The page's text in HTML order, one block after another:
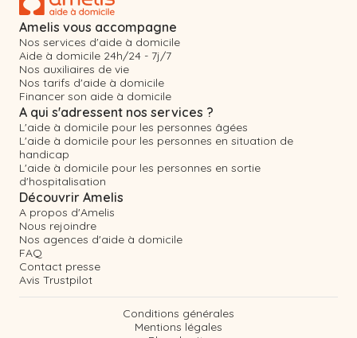
Amelis vous accompagne
Nos services d'aide à domicile
Aide à domicile 24h/24 - 7j/7
Nos auxiliaires de vie
Nos tarifs d'aide à domicile
Financer son aide à domicile
A qui s'adressent nos services ?
L'aide à domicile pour les personnes âgées
L'aide à domicile pour les personnes en situation de
handicap
L'aide à domicile pour les personnes en sortie
d'hospitalisation
Découvrir Amelis
A propos d'Amelis
Nous rejoindre
Nos agences d'aide à domicile
FAQ
Contact presse
Avis Trustpilot
Conditions générales
Mentions légales